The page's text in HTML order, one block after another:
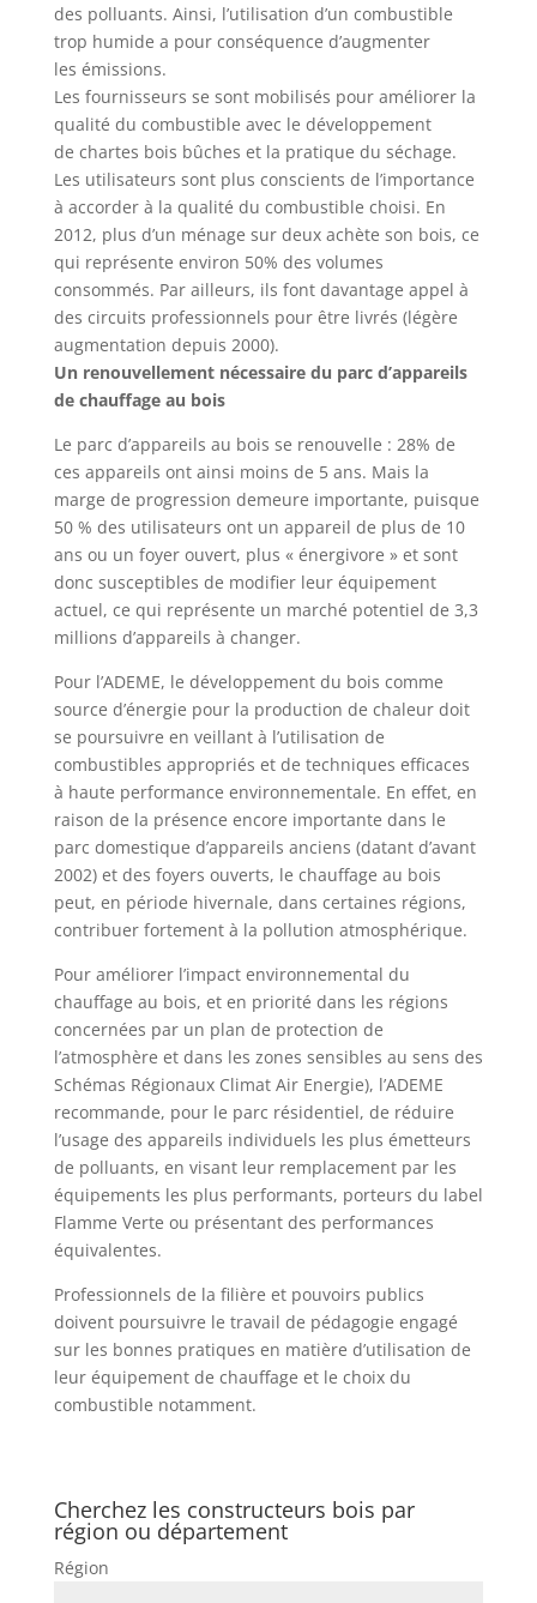
des polluants. Ainsi, l’utilisation d’un combustible
trop humide a pour conséquence d’augmenter
les émissions.
Les fournisseurs se sont mobilisés pour améliorer la
qualité du combustible avec le développement
de chartes bois bûches et la pratique du séchage.
Les utilisateurs sont plus conscients de l’importance
à accorder à la qualité du combustible choisi. En
2012, plus d’un ménage sur deux achète son bois, ce
qui représente environ 50% des volumes
consommés. Par ailleurs, ils font davantage appel à
des circuits professionnels pour être livrés (légère
augmentation depuis 2000).
Un renouvellement nécessaire du parc d’appareils
de chauffage au bois
Le parc d’appareils au bois se renouvelle : 28% de
ces appareils ont ainsi moins de 5 ans. Mais la
marge de progression demeure importante, puisque
50 % des utilisateurs ont un appareil de plus de 10
ans ou un foyer ouvert, plus « énergivore » et sont
donc susceptibles de modifier leur équipement
actuel, ce qui représente un marché potentiel de 3,3
millions d’appareils à changer.
Pour l’ADEME, le développement du bois comme
source d’énergie pour la production de chaleur doit
se poursuivre en veillant à l’utilisation de
combustibles appropriés et de techniques efficaces
à haute performance environnementale. En effet, en
raison de la présence encore importante dans le
parc domestique d’appareils anciens (datant d’avant
2002) et des foyers ouverts, le chauffage au bois
peut, en période hivernale, dans certaines régions,
contribuer fortement à la pollution atmosphérique.
Pour améliorer l’impact environnemental du
chauffage au bois, et en priorité dans les régions
concernées par un plan de protection de
l’atmosphère et dans les zones sensibles au sens des
Schémas Régionaux Climat Air Energie), l’ADEME
recommande, pour le parc résidentiel, de réduire
l’usage des appareils individuels les plus émetteurs
de polluants, en visant leur remplacement par les
équipements les plus performants, porteurs du label
Flamme Verte ou présentant des performances
équivalentes.
Professionnels de la filière et pouvoirs publics
doivent poursuivre le travail de pédagogie engagé
sur les bonnes pratiques en matière d’utilisation de
leur équipement de chauffage et le choix du
combustible notamment.
Cherchez les constructeurs bois par
région ou département
Région